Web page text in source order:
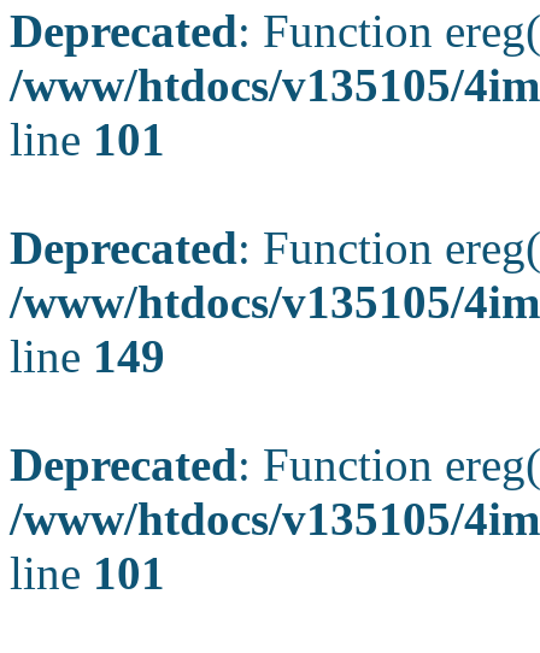
Deprecated: Function
/www/htdocs/v135105/
line 101
Deprecated: Function
/www/htdocs/v135105/
line 149
Deprecated: Function
/www/htdocs/v135105/
line 101